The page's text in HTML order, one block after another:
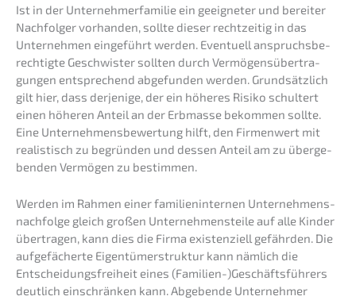
Ist in der Unter­neh­mer­fa­mi­lie ein geeig­ne­ter und berei­ter
Nachfol­ger vorhan­den, sollte dieser recht­zei­tig in das
Unter­neh­men einge­führt werden. Eventu­ell anspruchs­be­
rech­tig­te Geschwis­ter sollten durch Vermö­gens­über­tra­
gun­gen entspre­chend abgefun­den werden. Grund­sätz­lich
gilt hier, dass derje­ni­ge, der ein höheres Risiko schul­tert
einen höheren Anteil an der Erbmas­se bekom­men sollte.
Eine Unter­neh­mens­be­wer­tung hilft, den Firmen­wert mit
realis­tisch zu begrün­den und dessen Anteil am zu überge­
ben­den Vermö­gen zu bestimmen.
Werden im Rahmen einer famili­en­in­ter­nen Unternehmens­
nachfolge gleich großen Unter­neh­mens­tei­le auf alle Kinder
übertra­gen, kann dies die Firma existen­zi­ell gefähr­den. Die
aufge­fä­cher­te Eigen­tü­mer­struk­tur kann nämlich die
Entschei­dungs­frei­heit eines (Familien-)Geschäftsführers
deutlich einschrän­ken kann. Abgeben­de Unter­neh­mer